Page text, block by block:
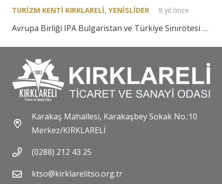
TURIZM KENTI KIRKLARELI,YENISLIDER 8 yıl önce
Avrupa Birliği IPA Bulgaristan ve Türkiye Sınırötesi …
Karakaş Mahallesi, Karakaşbey Sokak No.:10
Merkez/KIRKLARELİ
(0288) 212 43 25
ktso@kirklarelitso.org.tr